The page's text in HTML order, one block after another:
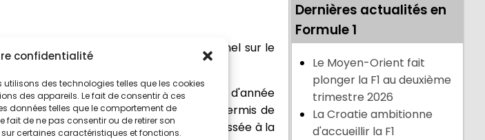
confidentialité
utilisons des technologies telles que les cookies
des appareils. Le fait de consentir à ces
données telles que le comportement de
fait de ne pas consentir ou de retirer son
certaines caractéristiques et fonctions.
une journée de tournage promotionnel sur le
les tâches de pilote.
avec la MCL38, après un début d'année
niveau en milieu de saison qui lui a permis de
effet, l'équipe d'Andrea Stella s'est hissée à la
Dernières actualités en
Formule 1
Le Moyen-Orient fait
plonger la F1 au deuxième
trimestre 2026
La Croatie ambitionne
d'accueillir la F1